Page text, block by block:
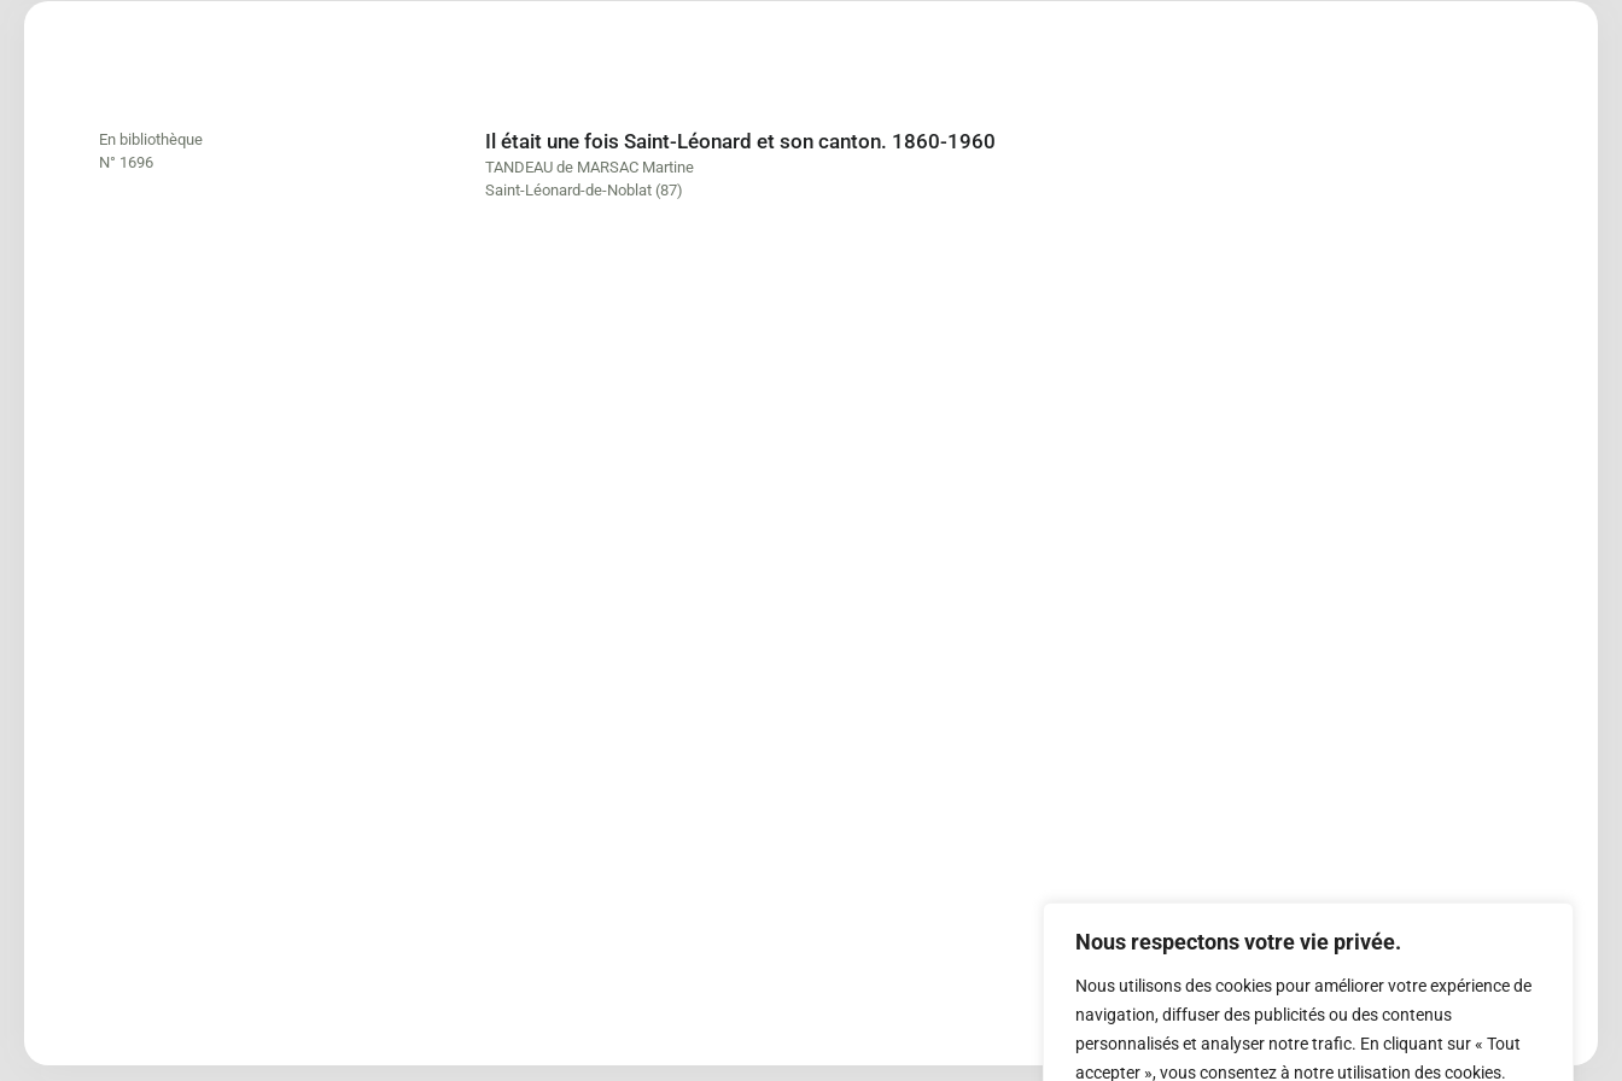
Nous respectons votre vie privée.
Nous utilisons des cookies pour améliorer votre expérience de
navigation, diffuser des publicités ou des contenus
personnalisés et analyser notre trafic. En cliquant sur « Tout
accepter », vous consentez à notre utilisation des cookies.
En bibliothèque
N° 1696
Il était une fois Saint-Léonard et son canton. 1860-1960
TANDEAU de MARSAC Martine
Saint-Léonard-de-Noblat (87)